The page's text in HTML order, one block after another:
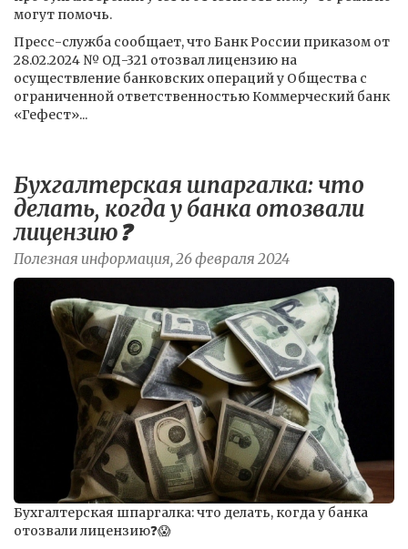
могут помочь.
Пресс-служба сообщает, что Банк России приказом от
28.02.2024 № ОД-321 отозвал лицензию на
осуществление банковских операций у Общества с
ограниченной ответственностью Коммерческий банк
«Гефест»...
Бухгалтерская шпаргалка: что
делать, когда у банка отозвали
лицензию❓
Полезная информация, 26 февраля 2024
Бухгалтерская шпаргалка: что делать, когда у банка
отозвали лицензию❓😱